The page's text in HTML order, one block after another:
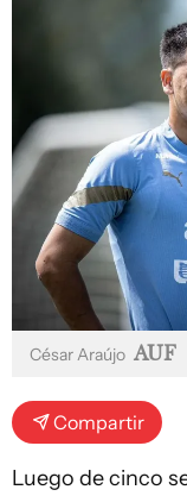
César Araújo AUF
Compartir
Luego de cinco